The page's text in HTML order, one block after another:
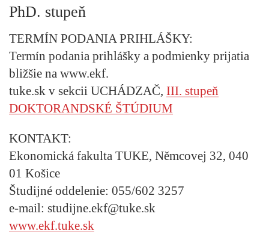
PhD. stupeň
TERMÍN PODANIA PRIHLÁŠKY:
Termín podania prihlášky a podmienky prijatia
bližšie na www.ekf.
tuke.sk v sekcii UCHÁDZAČ, III. stupeň
DOKTORANDSKÉ ŠTÚDIUM
KONTAKT:
Ekonomická fakulta TUKE, Němcovej 32, 040
01 Košice
Študijné oddelenie: 055/602 3257
e-mail: studijne.ekf@tuke.sk
www.ekf.tuke.sk